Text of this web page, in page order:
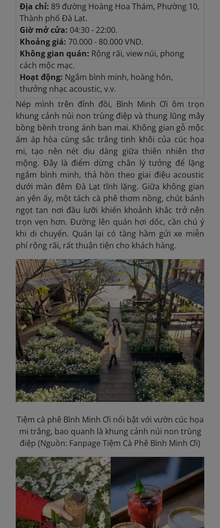
Địa chỉ: 89 đường Hoàng Hoa Thám, Phường 10,
Thành phố Đà Lạt.
Giờ mở cửa: 04:30 - 22:00.
Khoảng giá: 70.000 - 80.000 VND.
Không gian quán: Rộng rãi, view núi, phong
cách mộc mạc.
Hoạt động: Ngắm bình minh, hoàng hôn,
thưởng nhạc acoustic, v.v.
Nép mình trên đỉnh đồi, Bình Minh Ơi ôm trọn
khung cảnh núi non trùng điệp và thung lũng mây
bồng bềnh trong ánh ban mai. Không gian gỗ mộc
ấm áp hòa cùng sắc trắng tinh khôi của cúc họa
mi, tạo nên nét dịu dàng giữa thiên nhiên thơ
mộng. Đây là điểm dừng chân lý tưởng để lặng
ngắm bình minh, thả hồn theo giai điệu acoustic
dưới màn đêm Đà Lạt tĩnh lặng. Giữa không gian
an yên ấy, một tách cà phê thơm nồng, chút bánh
ngọt tan nơi đầu lưỡi khiến khoảnh khắc trở nên
trọn vẹn hơn.Đường lên quán hơi dốc, cần chú ý
khi di chuyển. Quán lại có tầng hầm gửi xe miễn
phí rộng rãi, rất thuận tiện cho khách hàng.
Tiệm cà phê Bình Minh Ơi nổi bật với vườn cúc họa
mi trắng, bao quanh là khung cảnh núi non trùng
điệp (Nguồn: Fanpage Tiệm Cà Phê Bình Minh Ơi)